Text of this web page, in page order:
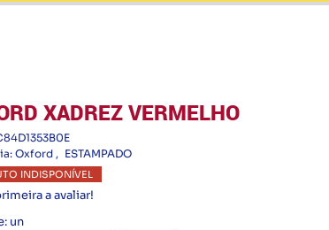
XADREZ VERMELHO
Oxford ESTAMPADO
INDISPONÍVEL
a avaliar!
un